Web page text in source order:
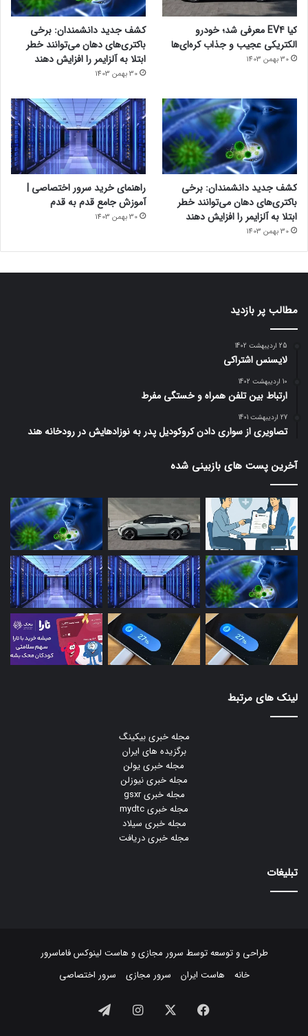
کیا EV4 معرفی شد؛ خودرو
الکتریکی عجیب و جذاب کره‌ای‌ها
30 بهمن 1403
کشف جدید دانشمندان: برخی
باکتری‌های دهان می‌توانند خطر
ابتلا به آلزایمر را افزایش دهند
30 بهمن 1403
کشف جدید دانشمندان: برخی
باکتری‌های دهان می‌توانند خطر
ابتلا به آلزایمر را افزایش دهند
30 بهمن 1403
راهنمای خرید سرور اختصاصی |
آموزش جامع قدم به قدم
30 بهمن 1403
مطالب پر بازدید
25 اردیبهشت 1402
لایسنس اشتراکی
10 اردیبهشت 1402
ارتباط بین تلفن همراه و خستگی مفرط
27 اردیبهشت 1401
تصاویری از سواری دادن کروکودیل پدر به نوزادهایش در رودخانه هند
آخرین پست های بازبینی شده
لینک های مرتبط
مجله خبری بیکینگ
برگزیده های ایران
مجله خبری یولن
مجله خبری نیوزلن
مجله خبری gsxr
مجله خبری mydtc
مجله خبری سیلاد
مجله خبری دریافت
تبلیغات
طراحی و توسعه توسط سرور مجازیو هاست لینوکسفاماسرور
خانه
هاست ایران سرور مجازی سرور اختصاصی
فیسبوک ایکس اینستاگرام